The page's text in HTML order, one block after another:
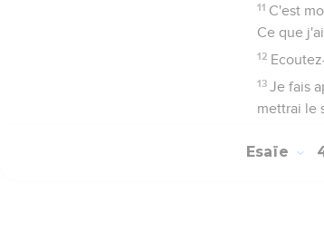
11 C'est
Ce que
12
13 Je fais
mettrai le
Esaïe